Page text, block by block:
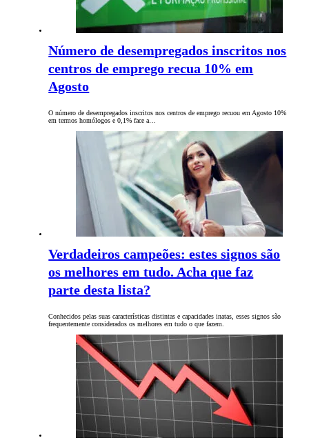
Número de desempregados inscritos nos
centros de emprego recua 10% em
Agosto
O número de desempregados inscritos nos centros de emprego recuou em Agosto 10%
em termos homólogos e 0,1% face a…
Verdadeiros campeões: estes signos são
os melhores em tudo. Acha que faz
parte desta lista?
Conhecidos pelas suas características distintas e capacidades inatas, esses signos são
frequentemente considerados os melhores em tudo o que fazem.